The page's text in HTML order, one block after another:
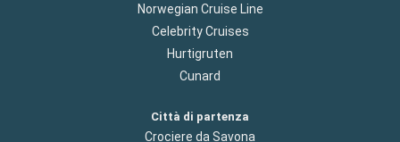
Norwegian Cruise Line
Celebrity Cruises
Hurtigruten
Cunard
Città di partenza
Crociere da Savona